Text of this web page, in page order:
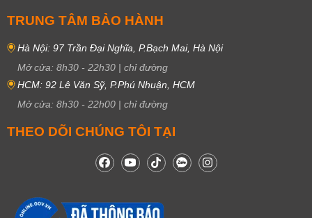
TRUNG TÂM BẢO HÀNH
Hà Nội: 97 Trần Đại Nghĩa, P.Bạch Mai, Hà Nội
Mở cửa: 8h30 - 22h30 | chỉ đường
HCM: 92 Lê Văn Sỹ, P.Phú Nhuận, HCM
Mở cửa: 8h30 - 22h00 | chỉ đường
THEO DÕI CHÚNG TÔI TẠI